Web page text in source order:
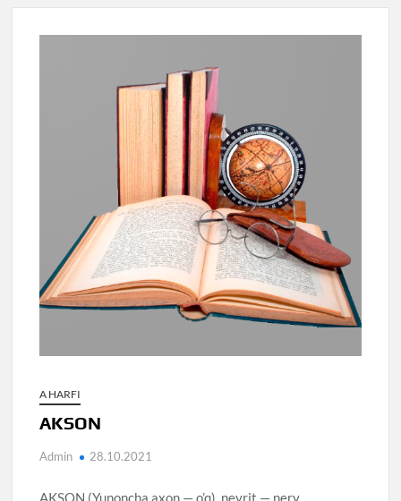
A HARFI
AKSON
Admin 28.10.2021
AKSON (Yunoncha axon — o’q), neyrit — nerv